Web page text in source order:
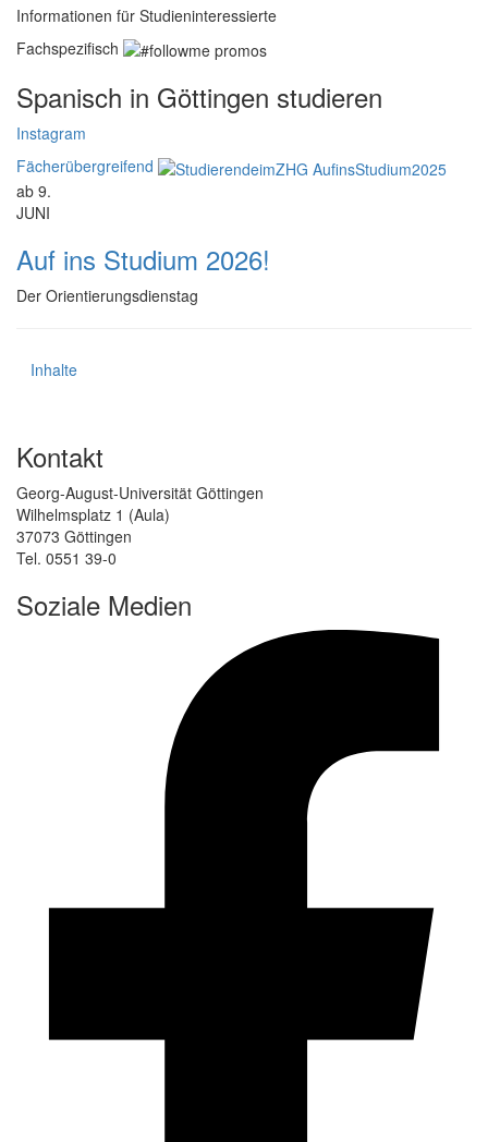
Informationen für Studieninteressierte
Fachspezifisch
Spanisch in Göttingen studieren
Instagram
Fächerübergreifend
ab 9.
JUNI
Auf ins Studium 2026!
Der Orientierungsdienstag
Inhalte
Kontakt
Georg-August-Universität Göttingen
Wilhelmsplatz 1 (Aula)
37073 Göttingen
Tel. 0551 39-0
Soziale Medien